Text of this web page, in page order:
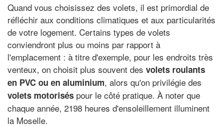
Quand vous choisissez des volets, il est primordial de
réfléchir aux conditions climatiques et aux particularités
de votre logement. Certains types de volets
conviendront plus ou moins par rapport à
l'emplacement : à titre d'exemple, pour les endroits très
venteux, on choisit plus souvent des volets roulants
en PVC ou en aluminium, alors qu'on privilégie des
volets motorisés pour le côté pratique. À noter que
chaque année, 2198 heures d'ensoleillement illuminent
la Moselle.